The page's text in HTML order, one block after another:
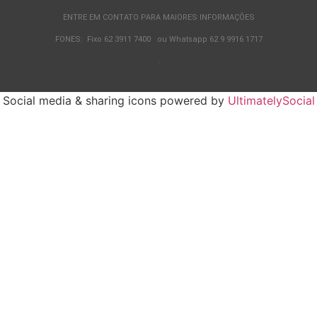
ENTRE EM CONTATO PARA MAIORES INFORMAÇÕES
FONES: Fixo 62 3911 7400 ou Whatsapp 62 9 9916 1717
.
Social media & sharing icons powered by UltimatelySocial